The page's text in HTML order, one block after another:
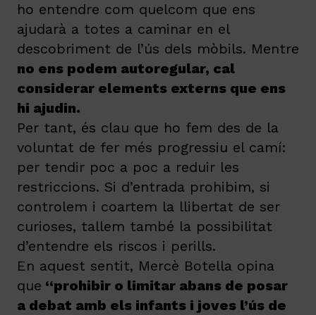
ho entendre com quelcom que ens
ajudarà a totes a caminar en el
descobriment de l’ús dels mòbils. Mentre
no ens podem autoregular, cal
considerar elements externs que ens
hi ajudin.
Per tant, és clau que ho fem des de la
voluntat de fer més progressiu el camí:
per tendir poc a poc a reduir les
restriccions. Si d’entrada prohibim, si
controlem i coartem la llibertat de ser
curioses, tallem també la possibilitat
d’entendre els riscos i perills.
En aquest sentit, Mercè Botella opina
que “prohibir o limitar abans de posar
a debat amb els infants i joves l’ús de